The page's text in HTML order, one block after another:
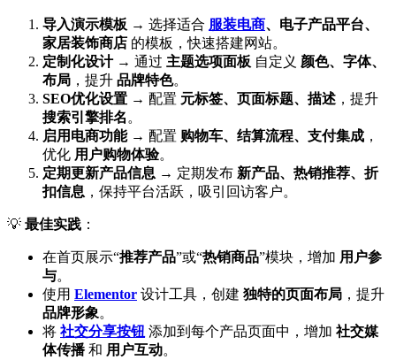
导入演示模板 → 选择适合 服装电商、电子产品平台、
家居装饰商店 的模板，快速搭建网站。
定制化设计→ 通过 主题选项面板 自定义 颜色、字体、
布局 ，提升 品牌特色。
SEO优化设置 → 配置 元标签、页面标题、描述 ，提升
搜索引擎排名 。
启用电商功能→ 配置 购物车、结算流程、支付集成 ，
优化 用户购物体验。
定期更新产品信息 → 定期发布 新产品、热销推荐、折
扣信息 ，保持平台活跃，吸引回访客户。
💡 最佳实践 ：
在首页展示“推荐产品”或“热销商品”模块，增加 用户参
与。
使用 Elementor 设计工具，创建 独特的页面布局 ，提升
品牌形象。
将 社交分享按钮 添加到每个产品页面中，增加 社交媒
体传播和 用户互动。